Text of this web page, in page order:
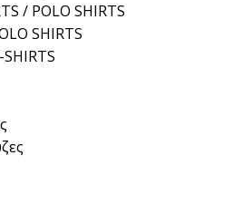
/ POLO SHIRTS
SHIRTS